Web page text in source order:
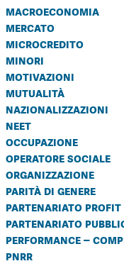
macroeconomia
mercato
microcredito
minori
motivazioni
mutualità
nazionalizzazioni
neet
occupazione
operatore sociale
organizzazione
parità di genere
partenariato profit
partenariato
performance –
pnrr